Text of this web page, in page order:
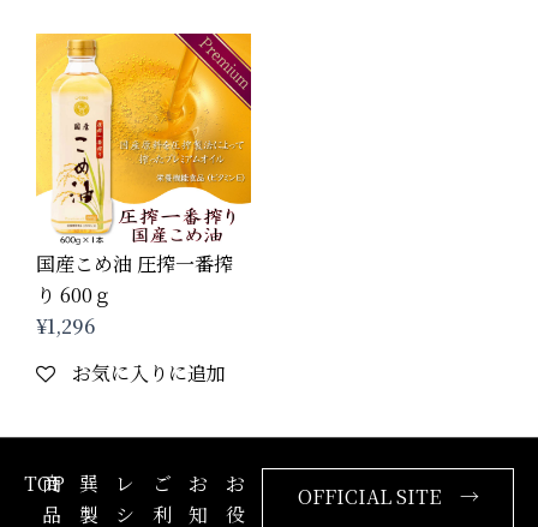
国産こめ油 圧搾一番搾
り 600ｇ
¥1,296
お気に入りに追加
TOP
商
品
巽
製
レ
シ
ご
利
お
知
お
役
OFFICIAL SITE →